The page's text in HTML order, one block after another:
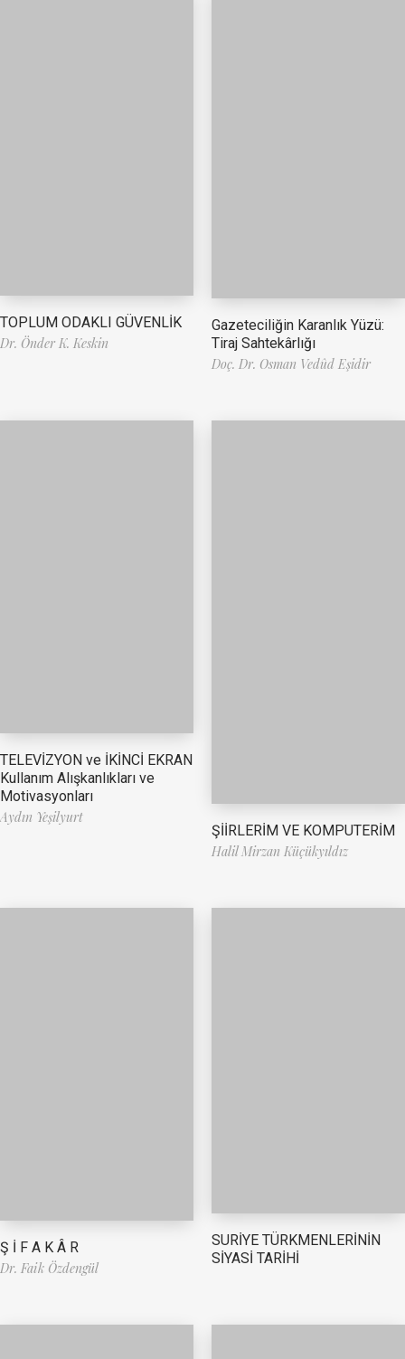
TOPLUM ODAKLI GÜVENLİK
Dr. Önder K. Keskin
Gazeteciliğin Karanlık Yüzü:
Tiraj Sahtekârlığı
Doç. Dr. Osman Vedûd Eşidir
TELEVİZYON ve İKİNCİ EKRAN
Kullanım Alışkanlıkları ve
Motivasyonları
Aydın Yeşilyurt
ŞİİRLERİM VE KOMPUTERİM
Halil Mirzan Küçükyıldız
Ş İ F A K Â R
Dr. Faik Özdengül
SURİYE TÜRKMENLERİNİN
SİYASİ TARİHİ